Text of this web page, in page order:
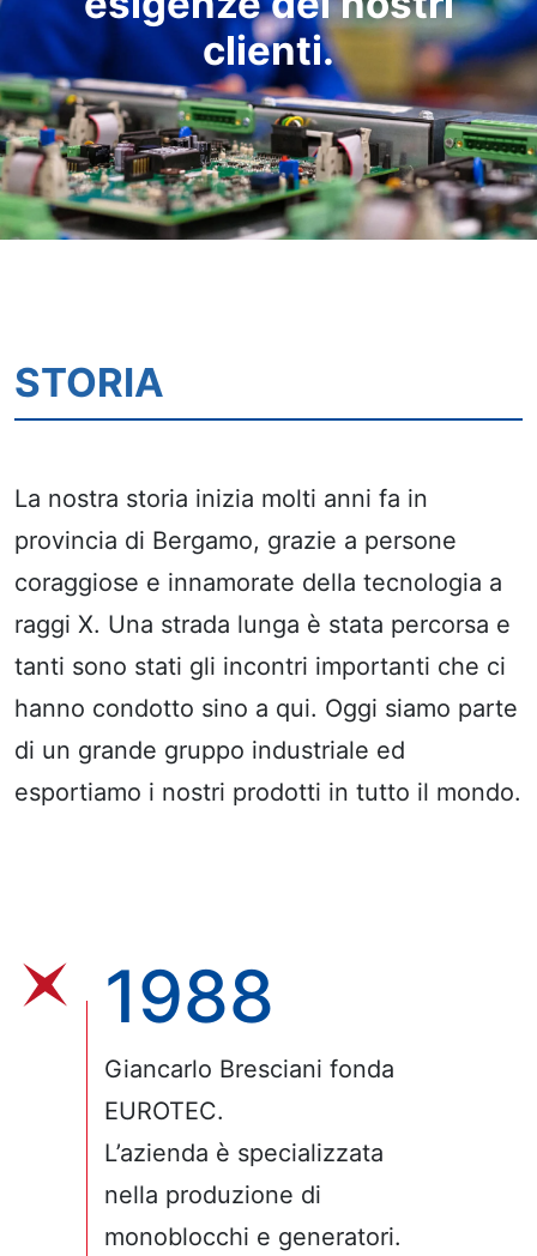
clienti.
STORIA
La nostra storia inizia molti anni fa in
provincia di Bergamo, grazie a persone
coraggiose e innamorate della tecnologia a
raggi X. Una strada lunga è stata percorsa e
tanti sono stati gli incontri importanti che ci
hanno condotto sino a qui. Oggi siamo parte
di un grande gruppo industriale ed
esportiamo i nostri prodotti in tutto il mondo.
1988
Giancarlo Bresciani fonda
EUROTEC.
L’azienda è specializzata
nella produzione di
monoblocchi e generatori.